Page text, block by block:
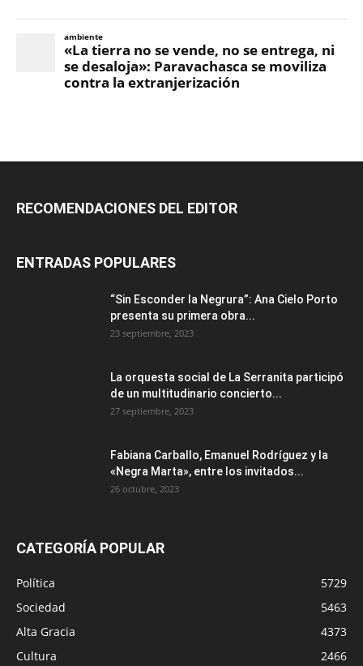
RECOMENDACIONES DEL EDITOR
ENTRADAS POPULARES
“Sin Esconder la Negrura”: Ana Cielo Porto
presenta su primera obra...
23 septiembre, 2023
La orquesta social de La Serranita participó
de un multitudinario concierto...
27 septiembre, 2023
Fabiana Carballo, Emanuel Rodríguez y la
«Negra Marta», entre los invitados...
26 octubre, 2023
CATEGORÍA POPULAR
Política
5729
Sociedad
5463
Alta Gracia
4373
Cultura
2466